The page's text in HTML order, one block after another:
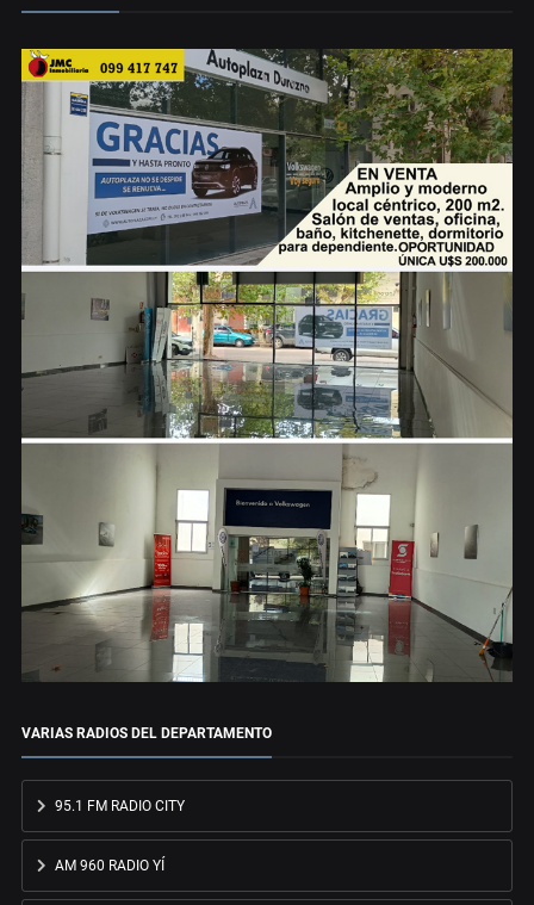
VARIAS RADIOS DEL DEPARTAMENTO
95.1 FM RADIO CITY
AM 960 RADIO YÍ